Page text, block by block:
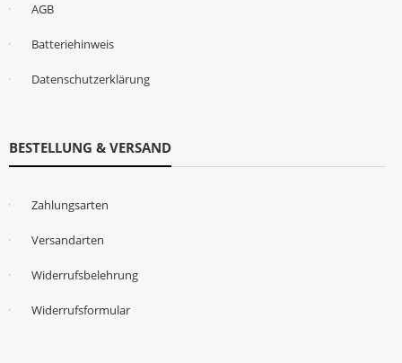
AGB
Batteriehinweis
Datenschutzerklärung
BESTELLUNG & VERSAND
Zahlungsarten
Versandarten
Widerrufsbelehrung
Widerrufsformular